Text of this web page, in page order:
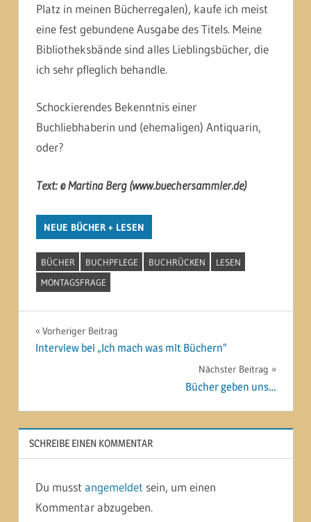
Platz in meinen Bücherregalen), kaufe ich meist
eine fest gebundene Ausgabe des Titels. Meine
Bibliotheksbände sind alles Lieblingsbücher, die
ich sehr pfleglich behandle.
Schockierendes Bekenntnis einer
Buchliebhaberin und (ehemaligen) Antiquarin,
oder?
Text: © Martina Berg (www.buechersammler.de)
NEUE BÜCHER + LESEN
BÜCHER BUCHPFLEGE BUCHRÜCKEN
LESEN
MONTAGSFRAGE
Beitragsnavigation
Vorheriger Beitrag
Interview bei „Ich mach was mit Büchern“
Nächster Beitrag
Bücher geben uns…
SCHREIBE EINEN KOMMENTAR
Du musst angemeldet sein, um einen
Kommentar abzugeben.